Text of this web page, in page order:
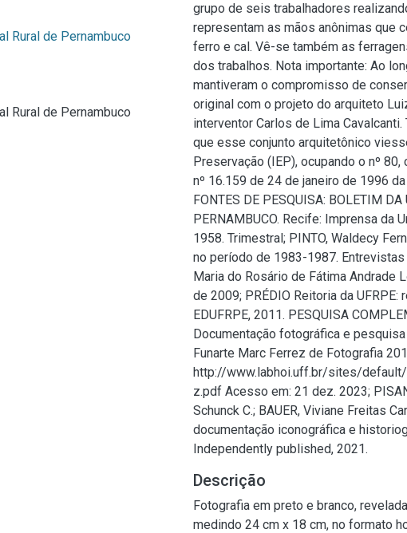
Rural de Pernambuco
Rural de Pernambuco
grupo de seis trabalhadores
representam as mãos anônimas que
ferro e cal. Vê-se também as
dos trabalhos. Nota importante: Ao
mantiveram o compromisso de
original com o projeto do arquiteto
interventor Carlos de Lima
que esse conjunto arquitetônico
Preservação (IEP), ocupando o nº
nº 16.159 de 24 de janeiro de 1996
FONTES DE PESQUISA: BOLETIM
PERNAMBUCO. Recife: Imprensa da
1958. Trimestral; PINTO, Waldecy
no período de 1983-1987.
Maria do Rosário de Fátima Andrade
de 2009; PRÉDIO Reitoria da
EDUFRPE, 2011. PESQUISA
Documentação fotográfica e
Funarte Marc Ferrez de Fotografia
http://www.labhoi.uff.br/sites/
z.pdf Acesso em: 21 dez. 2023;
Schunck C.; BAUER, Viviane Freitas
documentação iconográfica e
Independently published, 2021.
Descrição
Fotografia em preto e branco,
medindo 24 cm x 18 cm, no formato